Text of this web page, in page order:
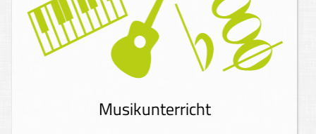
Musikunterricht